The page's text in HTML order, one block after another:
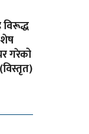
गरेको